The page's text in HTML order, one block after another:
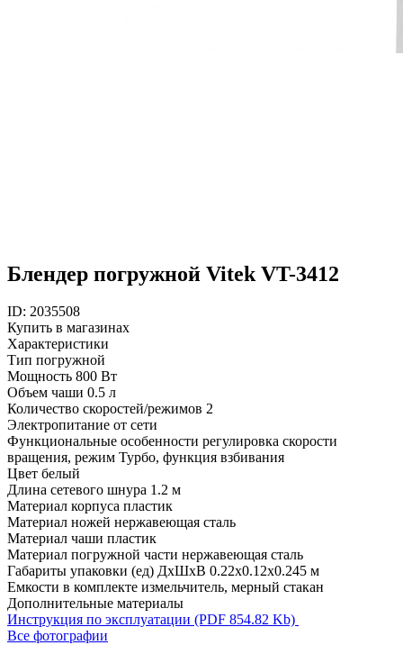
Блендер погружной Vitek VT-3412
ID: 2035508
Купить в магазинах
Характеристики
Тип погружной
Мощность 800 Вт
Объем чаши 0.5 л
Количество скоростей/режимов 2
Электропитание от сети
Функциональные особенности регулировка скорости
вращения, режим Турбо, функция взбивания
Цвет белый
Длина сетевого шнура 1.2 м
Материал корпуса пластик
Материал ножей нержавеющая сталь
Материал чаши пластик
Материал погружной части нержавеющая сталь
Габариты упаковки (ед) ДхШхВ 0.22x0.12x0.245 м
Емкости в комплекте измельчитель, мерный стакан
Дополнительные материалы
Инструкция по эксплуатации (PDF 854.82 Kb)
Все фотографии